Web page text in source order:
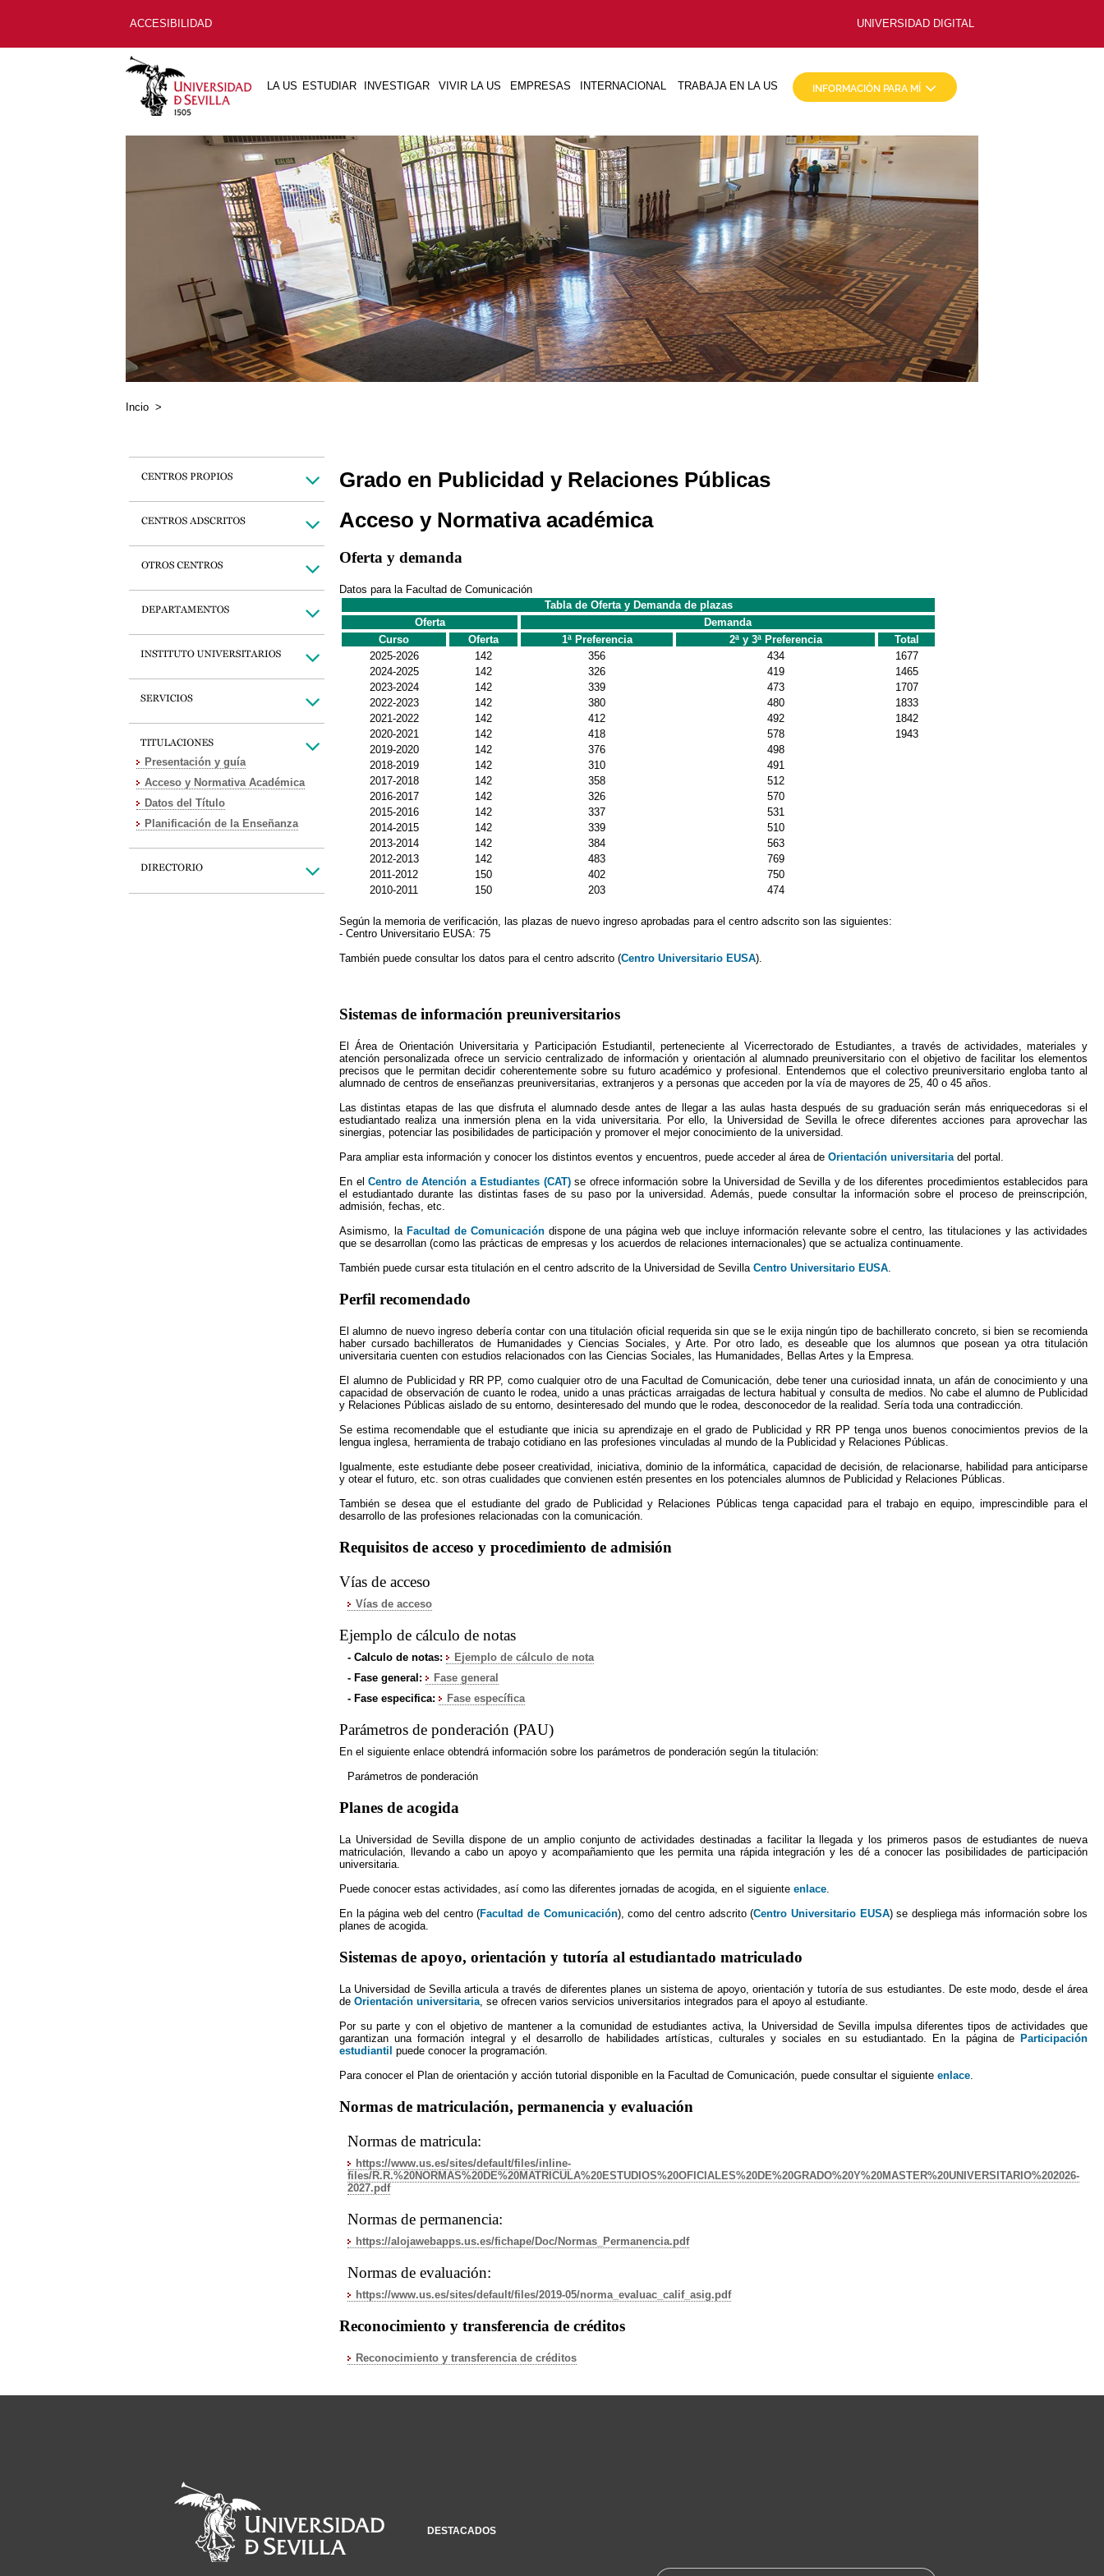
ACCESIBILIDAD UNIVERSIDAD DIGITAL
LA US ESTUDIAR INVESTIGAR VIVIR LA US EMPRESAS INTERNACIONAL TRABAJA EN LA US
Incio >
Presentación y guía
Acceso y Normativa Académica
Datos del Título
Planificación de la Enseñanza
Grado en Publicidad y Relaciones Públicas
Acceso y Normativa académica
Oferta y demanda
Datos para la Facultad de Comunicación
Tabla de Oferta y Demanda de plazas
Oferta
Demanda
Curso
Oferta 1ª Preferencia 2ª y 3ª Preferencia
Total
2025-2026
142 356 434
1677
2024-2025
142 326 419
1465
2023-2024
142 339 473
1707
2022-2023
142 380 480
1833
2021-2022
142 412 492
1842
2020-2021
142 418 578
1943
2019-2020
142 376
498
2018-2019
142 310
491
2017-2018
142 358
512
2016-2017
142 326
570
2015-2016
142 337
531
2014-2015
142 339
510
2013-2014
142 384
563
2012-2013
142 483
769
2011-2012
150 402
750
2010-2011
150 203 474
Según la memoria de verificación, las plazas de nuevo ingreso aprobadas para el centro adscrito son las siguientes:
- Centro Universitario EUSA: 75
También puede consultar los datos para el centro adscrito (Centro Universitario EUSA).
Sistemas de información preuniversitarios
El Área de Orientación Universitaria y Participación Estudiantil, perteneciente al Vicerrectorado de Estudiantes, a través de actividades, materiales y
atención personalizada ofrece un servicio centralizado de información y orientación al alumnado preuniversitario con el objetivo de facilitar los elementos
precisos que le permitan decidir coherentemente sobre su futuro académico y profesional. Entendemos que el colectivo preuniversitario engloba tanto al
alumnado de centros de enseñanzas preuniversitarias, extranjeros y a personas que acceden por la vía de mayores de 25, 40 o 45 años.
Las distintas etapas de las que disfruta el alumnado desde antes de llegar a las aulas hasta después de su graduación serán más enriquecedoras si el
estudiantado realiza una inmersión plena en la vida universitaria. Por ello, la Universidad de Sevilla le ofrece diferentes acciones para aprovechar las
sinergias, potenciar las posibilidades de participación y promover el mejor conocimiento de la universidad.
Para ampliar esta información y conocer los distintos eventos y encuentros, puede acceder al área de Orientación universitariadel portal.
En elCentro de Atención a Estudiantes (CAT)se ofrece información sobre la Universidad de Sevilla y de los diferentes procedimientos establecidos para
el estudiantado durante las distintas fases de su paso por la universidad. Además, puede consultar la información sobre el proceso de preinscripción,
admisión, fechas, etc.
Asimismo, la Facultad de Comunicacióndispone de una página web que incluye información relevante sobre el centro, las titulaciones y las actividades
que se desarrollan (como las prácticas de empresas y los acuerdos de relaciones internacionales) que se actualiza continuamente.
También puede cursar esta titulación en el centro adscrito de la Universidad de Sevilla Centro Universitario EUSA.
Perfil recomendado
El alumno de nuevo ingreso debería contar con una titulación oficial requerida sin que se le exija ningún tipo de bachillerato concreto, si bien se recomienda
haber cursado bachilleratos de Humanidades y Ciencias Sociales, y Arte. Por otro lado, es deseable que los alumnos que posean ya otra titulación
universitaria cuenten con estudios relacionados con las Ciencias Sociales, las Humanidades, Bellas Artes y la Empresa.
El alumno de Publicidad y RR PP, como cualquier otro de una Facultad de Comunicación, debe tener una curiosidad innata, un afán de conocimiento y una
capacidad de observación de cuanto le rodea, unido a unas prácticas arraigadas de lectura habitual y consulta de medios. No cabe el alumno de Publicidad
y Relaciones Públicas aislado de su entorno, desinteresado del mundo que le rodea, desconocedor de la realidad. Sería toda una contradicción.
Se estima recomendable que el estudiante que inicia su aprendizaje en el grado de Publicidad y RR PP tenga unos buenos conocimientos previos de la
lengua inglesa, herramienta de trabajo cotidiano en las profesiones vinculadas al mundo de la Publicidad y Relaciones Públicas.
Igualmente, este estudiante debe poseer creatividad, iniciativa, dominio de la informática, capacidad de decisión, de relacionarse, habilidad para anticiparse
y otear el futuro, etc. son otras cualidades que convienen estén presentes en los potenciales alumnos de Publicidad y Relaciones Públicas.
También se desea que el estudiante del grado de Publicidad y Relaciones Públicas tenga capacidad para el trabajo en equipo, imprescindible para el
desarrollo de las profesiones relacionadas con la comunicación.
Requisitos de acceso y procedimiento de admisión
Vías de acceso
Ví­as de acceso
Ejemplo de cálculo de notas
- Calculo de notas:
Ejemplo de cálculo de nota
- Fase general:
Fase general
- Fase especifica:
Fase especí­fica
Parámetros de ponderación (PAU)
En el siguiente enlace obtendrá información sobre los parámetros de ponderación según la titulación:
Parámetros de ponderación
Planes de acogida
La Universidad de Sevilla dispone de un amplio conjunto de actividades destinadas a facilitar la llegada y los primeros pasos de estudiantes de nueva
matriculación, llevando a cabo un apoyo y acompañamiento que les permita una rápida integración y les dé a conocer las posibilidades de participación
universitaria.
Puede conocer estas actividades, así como las diferentes jornadas de acogida, en el siguiente enlace.
En la página web del centro (Facultad de Comunicación), como del centro adscrito (Centro Universitario EUSA) se despliega más información sobre los
planes de acogida.
Sistemas de apoyo, orientación y tutoría al estudiantado matriculado
La Universidad de Sevilla articula a través de diferentes planes un sistema de apoyo, orientación y tutoría de sus estudiantes. De este modo, desde el área
de Orientación universitaria, se ofrecen varios servicios universitarios integrados para el apoyo al estudiante.
Por su parte y con el objetivo de mantener a la comunidad de estudiantes activa, la Universidad de Sevilla impulsa diferentes tipos de actividades que
garantizan una formación integral y el desarrollo de habilidades artísticas, culturales y sociales en su estudiantado. En la página de Participación
estudiantil puede conocer la programación.
Para conocer el Plan de orientación y acción tutorial disponible en la Facultad de Comunicación, puede consultar el siguiente enlace.
Normas de matriculación, permanencia y evaluación
Normas de matricula:
https://www.us.es/sites/default/files/inline-
files/R.R.%20NORMAS%20DE%20MATRICULA%20ESTUDIOS%20OFICIALES%20DE%20GRADO%20Y%20MASTER%20UNIVERSITARIO%202026-
2027.pdf
Normas de permanencia:
https://alojawebapps.us.es/fichape/Doc/Normas_Permanencia.pdf
Normas de evaluación:
https://www.us.es/sites/default/files/2019-05/norma_evaluac_calif_asig.pdf
Reconocimiento y transferencia de créditos
Reconocimiento y transferencia de créditos
DESTACADOS